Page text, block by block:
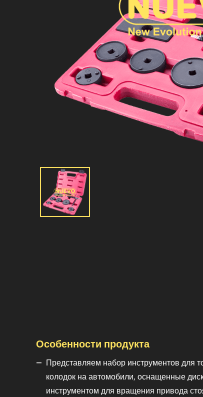
Особенности продукта
Представляем набор инструментов для
колодок на автомобили, оснащенные
инструментом для вращения привода